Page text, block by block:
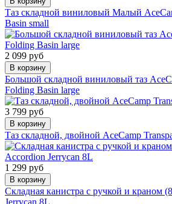
Таз складной виниловый Малый
Basin small
2 099 руб
В корзину
Большой складной виниловый таз
Folding Basin large
3 799 руб
В корзину
Таз складной, двойной AceCamp
1 299 руб
В корзину
Складная канистра с ручкой и краном
Jerrycan 8L